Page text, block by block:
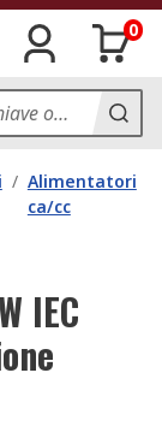
0
/ Alimentatori
ca/cc
IEC